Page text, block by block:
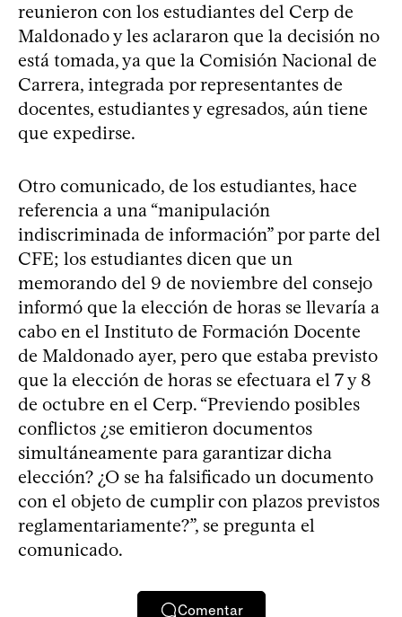
reunieron con los estudiantes del Cerp de
Maldonado y les aclararon que la decisión no
está tomada, ya que la Comisión Nacional de
Carrera, integrada por representantes de
docentes, estudiantes y egresados, aún tiene
que expedirse.
Otro comunicado, de los estudiantes, hace
referencia a una “manipulación
indiscriminada de información” por parte del
CFE; los estudiantes dicen que un
memorando del 9 de noviembre del consejo
informó que la elección de horas se llevaría a
cabo en el Instituto de Formación Docente
de Maldonado ayer, pero que estaba previsto
que la elección de horas se efectuara el 7 y 8
de octubre en el Cerp. “Previendo posibles
conflictos ¿se emitieron documentos
simultáneamente para garantizar dicha
elección? ¿O se ha falsificado un documento
con el objeto de cumplir con plazos previstos
reglamentariamente?”, se pregunta el
comunicado.
Comentar